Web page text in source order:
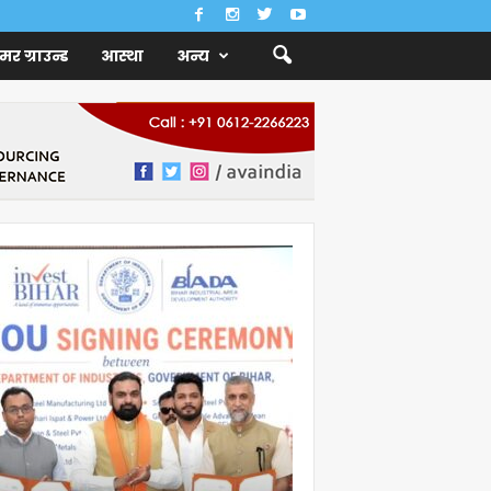
ग्राउन्ड आस्था अन्य